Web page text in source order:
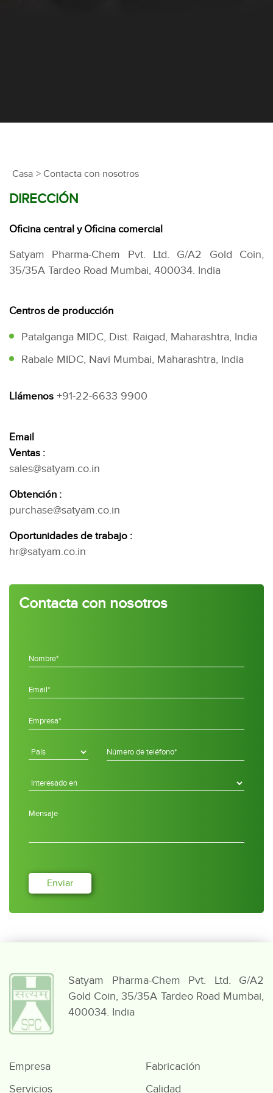
Casa > Contacta con nosotros
DIRECCIÓN
Oficina central y Oficina comercial
Satyam Pharma-Chem Pvt. Ltd. G/A2 Gold Coin,
35/35A Tardeo Road Mumbai, 400034. India
Centros de producción
Patalganga MIDC, Dist. Raigad, Maharashtra, India
Rabale MIDC, Navi Mumbai, Maharashtra, India
Llámenos +91-22-6633 9900
Email
Ventas :
sales@satyam.co.in
Obtención :
purchase@satyam.co.in
Oportunidades de trabajo :
hr@satyam.co.in
Contacta con nosotros
Enviar
Satyam Pharma-Chem Pvt. Ltd. G/A2
Gold Coin,35/35A Tardeo Road Mumbai,
400034. India
Empresa
Fabricación
Servicios
Calidad